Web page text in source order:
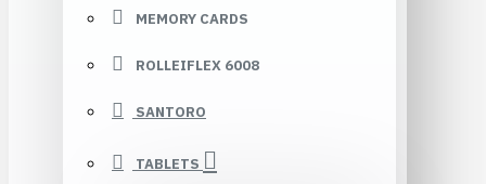
MEMORY CARDS
ROLLEIFLEX 6008
SANTORO
TABLETS